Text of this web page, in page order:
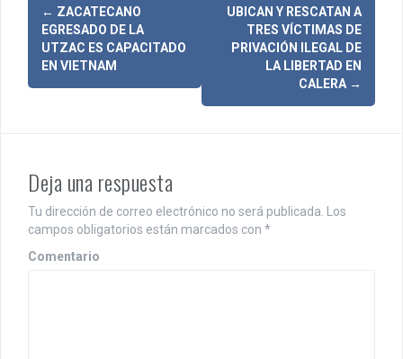
N
v
a
c
i
ó
← ZACATECANO
EGRESADO DE LA
UTZAC ES CAPACITADO
EN VIETNAM
UBICAN Y RESCATAN A
TRES VÍCTIMAS DE
PRIVACIÓN ILEGAL DE
LA LIBERTAD EN
CALERA →
Deja una respuesta
Tu dirección de correo electrónico no será publicada.
Los
campos obligatorios están marcados con *
Comentario